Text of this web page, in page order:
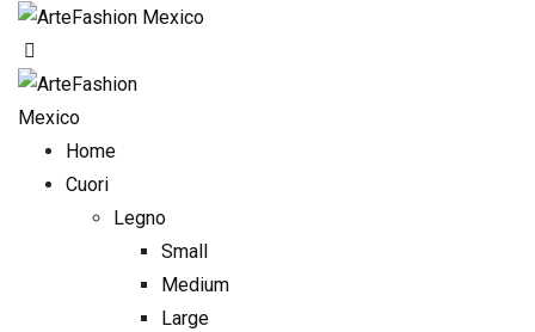
Skip
content
Home
Cuori
Legno
Small
Medium
Large